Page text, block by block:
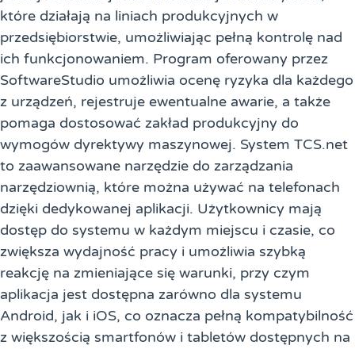
które działają na liniach produkcyjnych w
przedsiębiorstwie, umożliwiając pełną kontrolę nad
ich funkcjonowaniem. Program oferowany przez
SoftwareStudio umożliwia ocenę ryzyka dla każdego
z urządzeń, rejestruje ewentualne awarie, a także
pomaga dostosować zakład produkcyjny do
wymogów dyrektywy maszynowej. System TCS.net
to zaawansowane narzędzie do zarządzania
narzędziownią, które można używać na telefonach
dzięki dedykowanej aplikacji. Użytkownicy mają
dostęp do systemu w każdym miejscu i czasie, co
zwiększa wydajność pracy i umożliwia szybką
reakcję na zmieniające się warunki, przy czym
aplikacja jest dostępna zarówno dla systemu
Android, jak i iOS, co oznacza pełną kompatybilność
z większością smartfonów i tabletów dostępnych na